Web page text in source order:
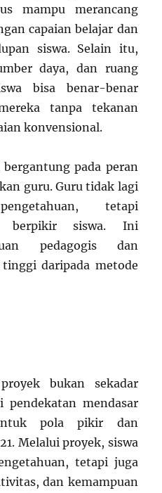
mampu merancang
capaian belajar dan
siswa. Selain itu,
daya, dan ruang
bisa benar-benar
tanpa tekanan
konvensional.
pada peran
guru. Guru tidak lagi
tetapi
berpikir siswa. Ini
pedagogis dan
daripada metode
bukan sekadar
mendasar
pola pikir dan
Melalui proyek, siswa
tetapi juga
dan kemampuan